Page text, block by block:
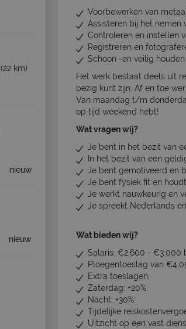
(22 km)
nieuw
nieuw
Voorbewerken van
Assisteren bij het nemen
Controleren en instellen
Registreren en
Schoon -en veilig
Het werk bestaat deels uit
bezig kunt zijn. Af en toe
Van maandag t/m
op tijd weekend hebt!
Wat vragen wij?
Je bent in het bezit van
In het bezit van een
Je bent gemotiveerd en
Je bent fysiek fit en
Je werkt nauwkeurig en
Je spreekt Nederlands
Wat bieden wij?
Salaris: €2.600 - €3.000
Ploegentoeslag van
Extra toeslagen;
Zaterdag: +20%;
Nacht: +30%;
Tijdelijke
Uitzicht op een vast